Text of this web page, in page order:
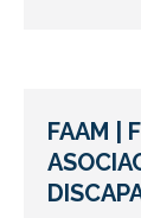
FAAM |